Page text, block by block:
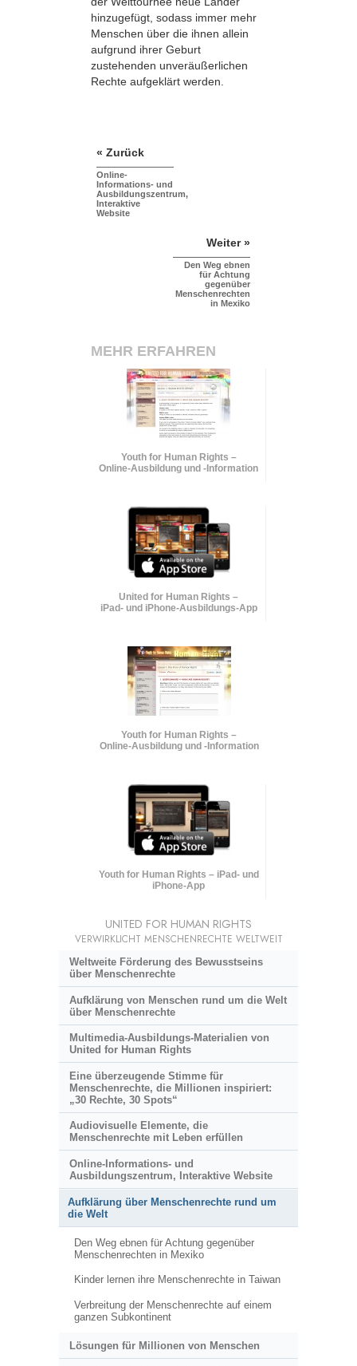
hinzugefügt, sodass immer mehr
Menschen über die ihnen allein
aufgrund ihrer Geburt
zustehenden unveräußerlichen
Rechte aufgeklärt werden.
« Zurück
Online-
Informations- und
Ausbildungszentrum,
Interaktive
Website
Weiter »
Den Weg ebnen
für Achtung
gegenüber
Menschenrechten
in Mexiko
MEHR ERFAHREN
Youth for Human Rights –
Online-Ausbildung und-Information
United for Human Rights –
iPad- und iPhone-Ausbildungs-App
Youth for Human Rights –
Online-Ausbildung und -Information
Youth for Human Rights – iPad- und
iPhone-App
UNITED FOR HUMAN RIGHTS
VERWIRKLICHT MENSCHENRECHTE WELTWEIT
Weltweite Förderung des Bewusstseins
über Menschenrechte
Aufklärung von Menschen rund um die Welt
über Menschenrechte
Multimedia-Ausbildungs-Materialien von
United for Human Rights
Eine überzeugende Stimme für
Menschenrechte, die Millionen inspiriert:
„30 Rechte, 30 Spots“
Audiovisuelle Elemente, die
Menschenrechte mit Leben erfüllen
Online-Informations- und
Ausbildungszentrum, Interaktive Website
Aufklärung über Menschenrechte rund um
die Welt
Den Weg ebnen für Achtung gegenüber
Menschenrechten in Mexiko
Kinder lernen ihre Menschenrechte in Taiwan
Verbreitung der Menschenrechte auf einem
ganzen Subkontinent
Lösungen für Millionen von Menschen